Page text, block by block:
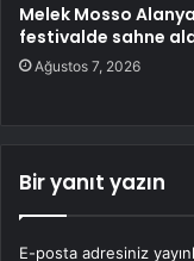
Melek Mosso
festivalde sahne
Ağustos 7, 2026
Bir yanıt yazın
E-posta adresiniz